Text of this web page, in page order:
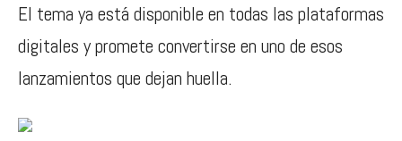
El tema ya está disponible en todas las plataformas
digitales y promete convertirse en uno de esos
lanzamientos que dejan huella.